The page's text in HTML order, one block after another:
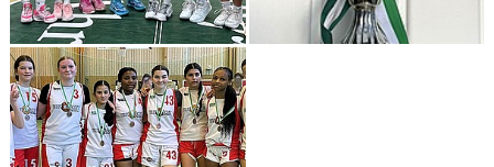
BEAT-THE-PRO
CUPRESULTAT